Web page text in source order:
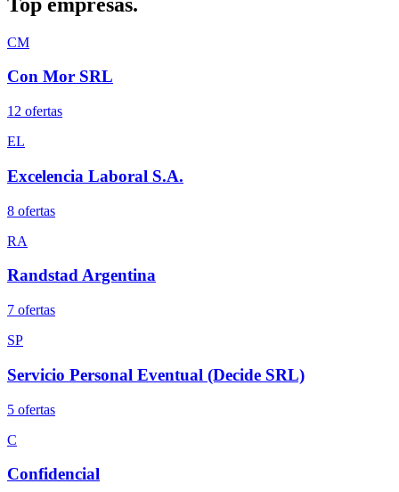
CM
Con Mor SRL
12 ofertas
EL
Excelencia Laboral S.A.
8 ofertas
RA
Randstad Argentina
7 ofertas
SP
Servicio Personal Eventual (Decide SRL)
5 ofertas
C
Confidencial